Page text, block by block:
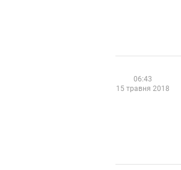
06:43
15 травня 2018